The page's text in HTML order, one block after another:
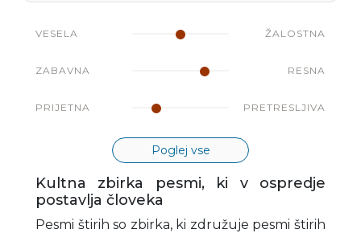
VESELA ŽALOSTNA
ZABAVNA RESNA
PRIJETNA PRETRESLJIVA
Poglej vse
Kultna zbirka pesmi, ki v ospredje
postavlja človeka
Pesmi štirih so zbirka, ki združuje pesmi štirih